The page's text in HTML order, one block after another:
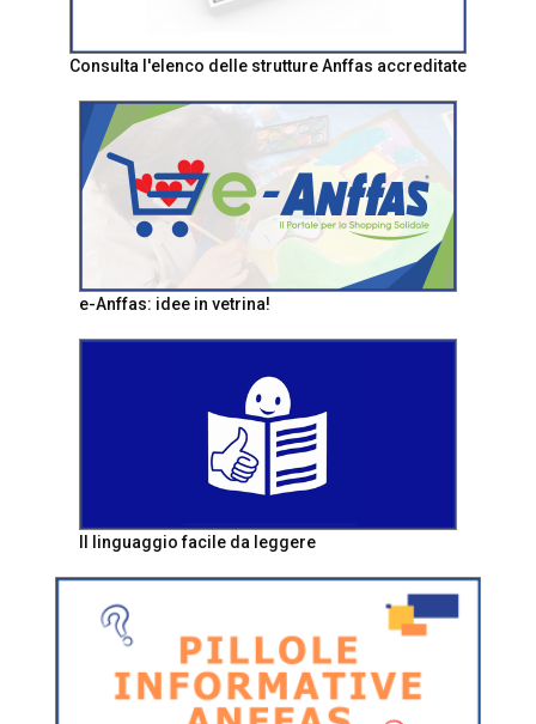
Consulta l'elenco delle strutture Anffas accreditate
e-Anffas: idee in vetrina!
Il linguaggio facile da leggere